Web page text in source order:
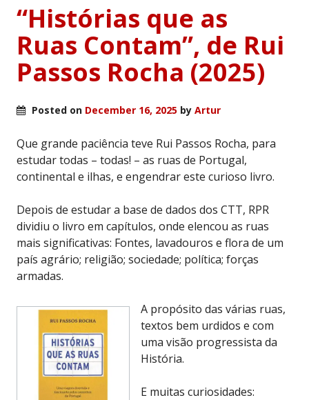
“Histórias que as
Ruas Contam”, de Rui
Passos Rocha (2025)
Posted on December 16, 2025 by Artur
Que grande paciência teve Rui Passos Rocha, para
estudar todas – todas! – as ruas de Portugal,
continental e ilhas, e engendrar este curioso livro.
Depois de estudar a base de dados dos CTT, RPR
dividiu o livro em capítulos, onde elencou as ruas
mais significativas: Fontes, lavadouros e flora de um
país agrário; religião; sociedade; política; forças
armadas.
A propósito das várias ruas,
textos bem urdidos e com
uma visão progressista da
História.
E muitas curiosidades: